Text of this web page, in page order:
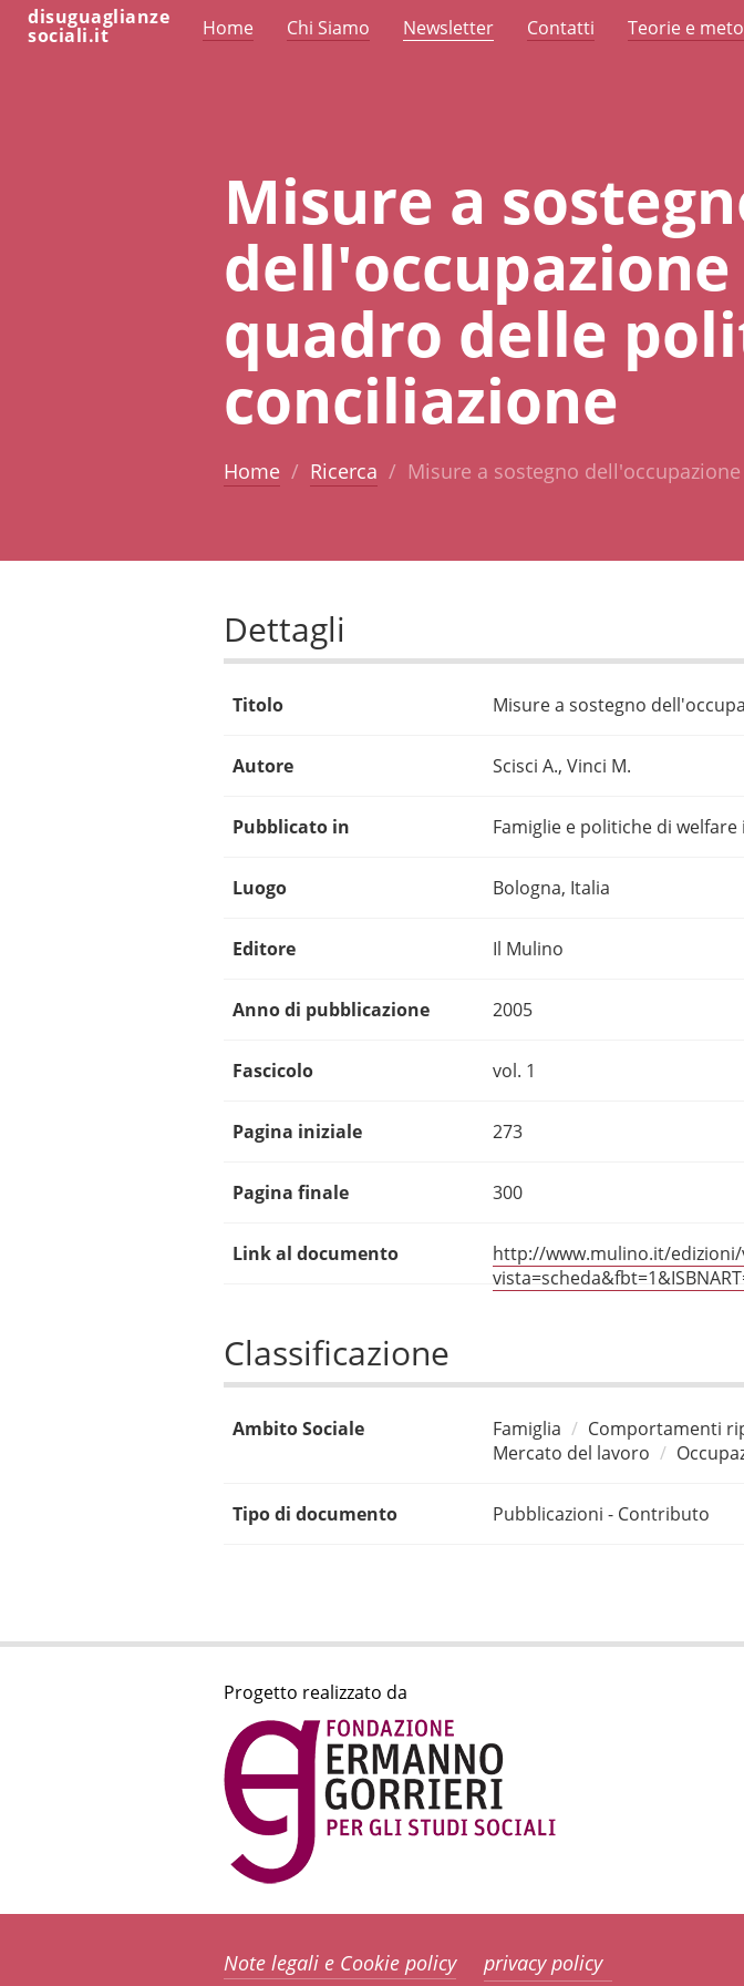
disuguaglianze
sociali.it Home Chi Siamo Newsletter Contatti Teorie e
Misure a
quadro delle
conciliazione
Home Ricerca Misure a sostegno
Dettagli
Titolo Misure a sostegno
Autore Scisci A., Vinci M.
Pubblicato in Famiglie e politiche di
Luogo Bologna, Italia
Editore Il Mulino
Anno di pubblicazione 2005
Fascicolo vol. 1
Pagina iniziale 273
Pagina finale 300
Link al documento
http://www.mulino.it/
Classificazione
Ambito Sociale Famiglia
Comportamenti
Mercato del lavoro
Tipo di documento Pubblicazioni - Contributo
Progetto realizzato da
Note legali e Cookie policy privacy policy